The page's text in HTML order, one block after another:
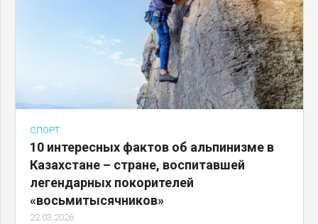
СПОРТ
10 интересных фактов об альпинизме в
Казахстане – стране, воспитавшей
легендарных покорителей
«восьмитысячников»
22.03.2026